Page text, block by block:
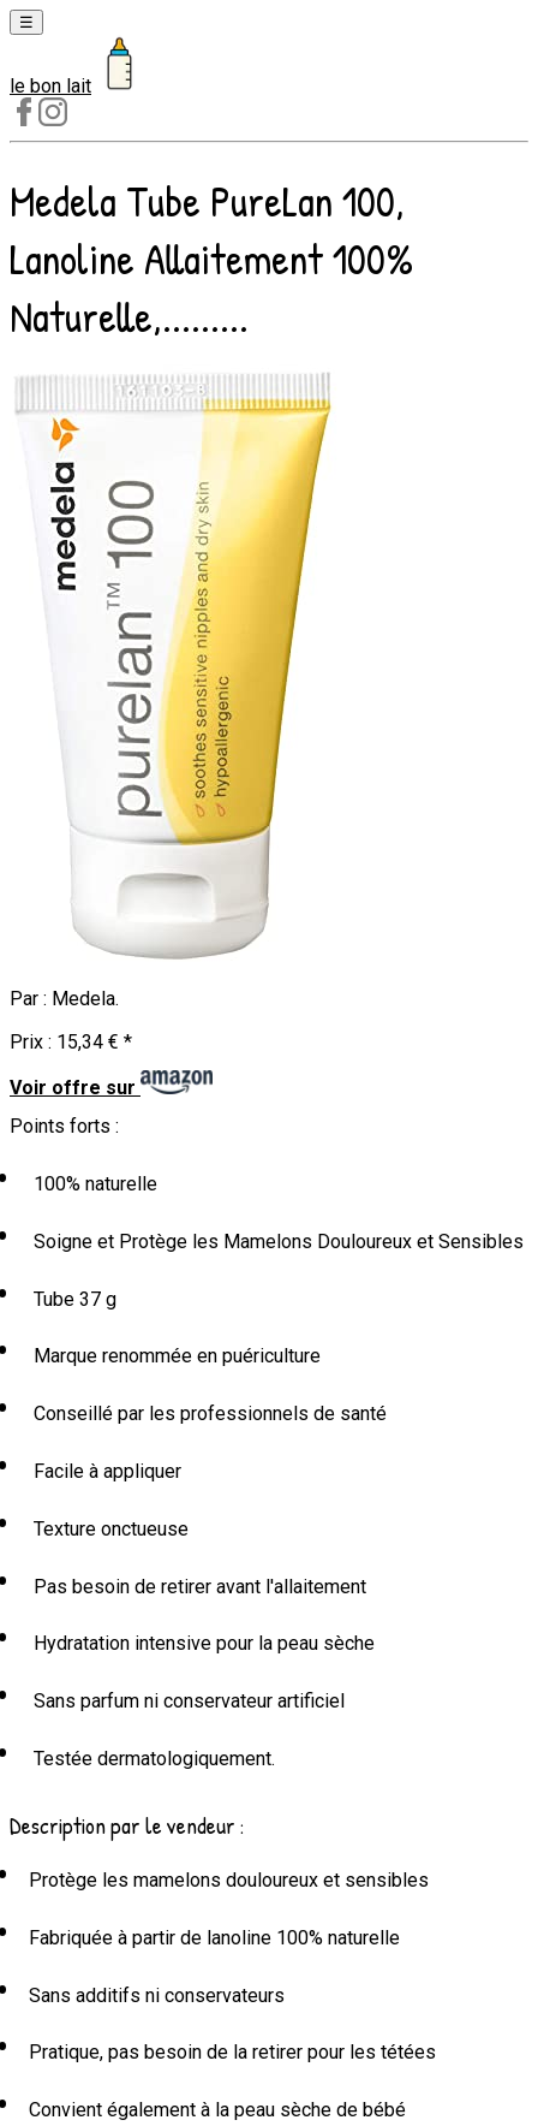
☰
Laits
1er
âge
Laits
2e
âge
Laits
de
le bon lait
Medela Tube PureLan 100,
Lanoline Allaitement 100%
Naturelle,.........
Par : Medela.
Prix : 15,34 € *
Voir offre sur
Points forts :
100% naturelle
Soigne et Protège les Mamelons Douloureux et Sensibles
Tube 37 g
Marque renommée en puériculture
Conseillé par les professionnels de santé
Facile à appliquer
Texture onctueuse
Pas besoin de retirer avant l'allaitement
Hydratation intensive pour la peau sèche
Sans parfum ni conservateur artificiel
Testée dermatologiquement.
Description par le vendeur :
Protège les mamelons douloureux et sensibles
Fabriquée à partir de lanoline 100% naturelle
Sans additifs ni conservateurs
Pratique, pas besoin de la retirer pour les tétées
Convient également à la peau sèche de bébé